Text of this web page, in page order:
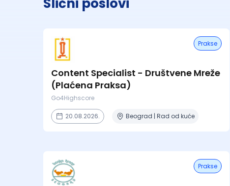
Prakse
Content Specialist - Društvene Mreže
(Plaćena Praksa)
Go4Highscore
20.08.2026. Beograd | Rad od kuće
Prakse